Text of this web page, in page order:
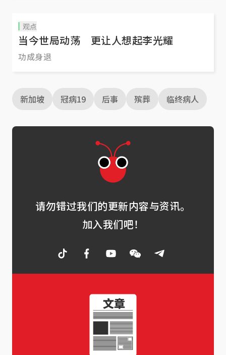
观点
当今世局动荡 更让人想起李光耀
功成身退
新加坡 冠病19 后事 殡葬 临终病人
请勿错过我们的更新内容与资讯。
加入我们吧！